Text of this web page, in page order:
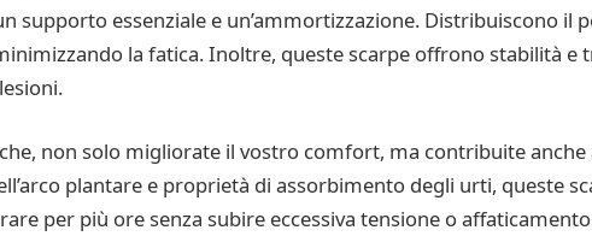
supporto essenziale e un’ammortizzazione. Distribuiscono il
la fatica. Inoltre, queste scarpe offrono stabilità e
non solo migliorate il vostro comfort, ma contribuite anche
plantare e proprietà di assorbimento degli urti, queste
per più ore senza subire eccessiva tensione o